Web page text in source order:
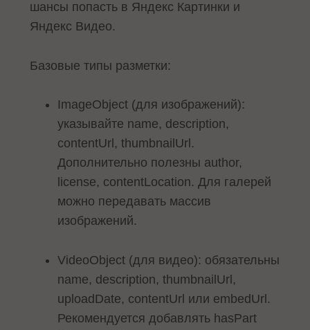
шансы попасть в Яндекс Картинки и
Яндекс Видео.
Базовые типы разметки:
ImageObject (для изображений):
указывайте name, description,
contentUrl, thumbnailUrl.
Дополнительно полезны author,
license, contentLocation. Для галерей
можно передавать массив
изображений.
VideoObject (для видео): обязательны
name, description, thumbnailUrl,
uploadDate, contentUrl или embedUrl.
Рекомендуется добавлять hasPart